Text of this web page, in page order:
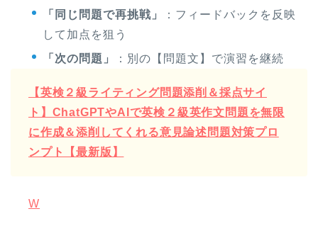
「同じ問題で再挑戦」
：フィードバックを反映
して加点を狙う
「次の問題」
：別の【問題文】で演習を継続
【英検２級ライティング問題添削＆採点サイ
ト】ChatGPTやAIで英検２級英作文問題を無限
に作成＆添削してくれる意見論述問題対策プロ
ンプト【最新版】
W